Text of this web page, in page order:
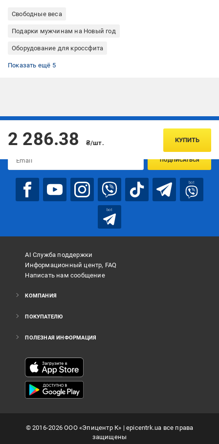
Свободные веса
Подарки мужчинам на Новый год
Оборудование для кроссфита
Все для йоги
Фитнес и тренировки
Гантели наборные
Гантели для фитнеса
Гантели профессиональные
Показать ещё 5
2 286.38 ₴/шт. КУПИТЬ
Подписывайтесь, чтобы узнавать первым об акцияx и
ПОДПИСАТЬСЯ
bot
bot
AI Служба поддержки
Информационный центр, FAQ
Написать нам сообщение
КОМПАНИЯ
ПОКУПАТЕЛЮ
ПОЛЕЗНАЯ ИНФОРМАЦИЯ
©2016-2026ООО «Эпицентр К» | epicentrk.ua все права
защищены